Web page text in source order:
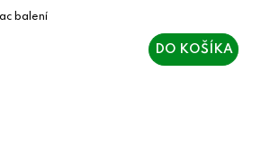
DO KOŠÍKA